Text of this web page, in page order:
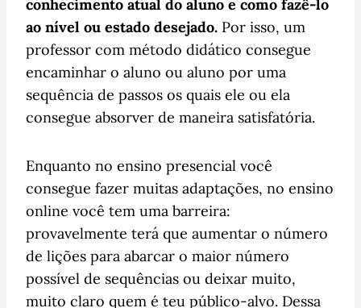
conhecimento atual do aluno e como fazê-lo
ao nível ou estado desejado. Por isso, um
professor com método didático consegue
encaminhar o aluno ou aluno por uma
sequência de passos os quais ele ou ela
consegue absorver de maneira satisfatória.
Enquanto no ensino presencial você
consegue fazer muitas adaptações, no ensino
online você tem uma barreira:
provavelmente terá que aumentar o número
de lições para abarcar o maior número
possível de sequências ou deixar muito,
muito claro quem é teu público-alvo. Dessa